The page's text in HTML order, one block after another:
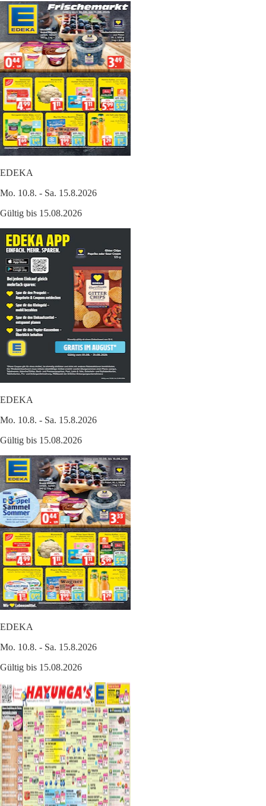
EDEKA
Mo. 10.8. - Sa. 15.8.2026
Gültig bis 15.08.2026
EDEKA
Mo. 10.8. - Sa. 15.8.2026
Gültig bis 15.08.2026
EDEKA
Mo. 10.8. - Sa. 15.8.2026
Gültig bis 15.08.2026